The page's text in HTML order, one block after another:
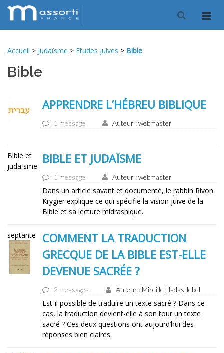
Accueil > Judaïsme > Etudes juives > Bible
Bible
APPRENDRE L’HÉBREU BIBLIQUE
1 message Auteur : webmaster
Bible et
judaïsme
BIBLE ET JUDAÏSME
1 message Auteur : webmaster
Dans un article savant et documenté, le rabbin Rivon
Krygier explique ce qui spécifie la vision juive de la
Bible et sa lecture midrashique.
septante
COMMENT LA TRADUCTION
GRECQUE DE LA BIBLE EST-ELLE
DEVENUE SACRÉE ?
2 messages Auteur : Mireille Hadas-lebel
Est-il possible de traduire un texte sacré ? Dans ce
cas, la traduction devient-elle à son tour un texte
sacré ? Ces deux questions ont aujourd’hui des
réponses bien claires.